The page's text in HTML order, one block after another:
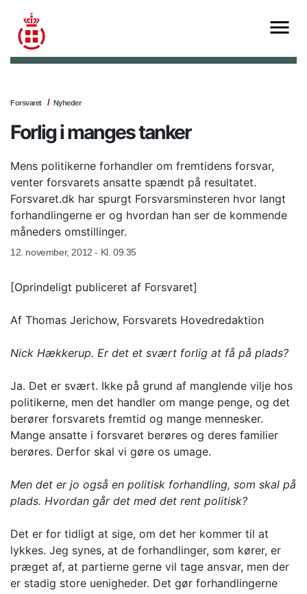
Forsvaret Nyheder
Forlig i manges tanker
Mens politikerne forhandler om fremtidens forsvar,
venter forsvarets ansatte spændt på resultatet.
Forsvaret.dk har spurgt Forsvarsminsteren hvor langt
forhandlingerne er og hvordan han ser de kommende
måneders omstillinger.
12. november, 2012 - Kl. 09.35
[Oprindeligt publiceret af Forsvaret]
Af Thomas Jerichow, Forsvarets Hovedredaktion
Nick Hækkerup. Er det et svært forlig at få på plads?
Ja. Det er svært. Ikke på grund af manglende vilje hos
politikerne, men det handler om mange penge, og det
berører forsvarets fremtid og mange mennesker.
Mange ansatte i forsvaret berøres og deres familier
berøres. Derfor skal vi gøre os umage.
Men det er jo også en politisk forhandling, som skal på
plads. Hvordan går det med det rent politisk?
Det er for tidligt at sige, om det her kommer til at
lykkes. Jeg synes, at de forhandlinger, som kører, er
præget af, at partierne gerne vil tage ansvar, men der
er stadig store uenigheder. Det gør forhandlingerne